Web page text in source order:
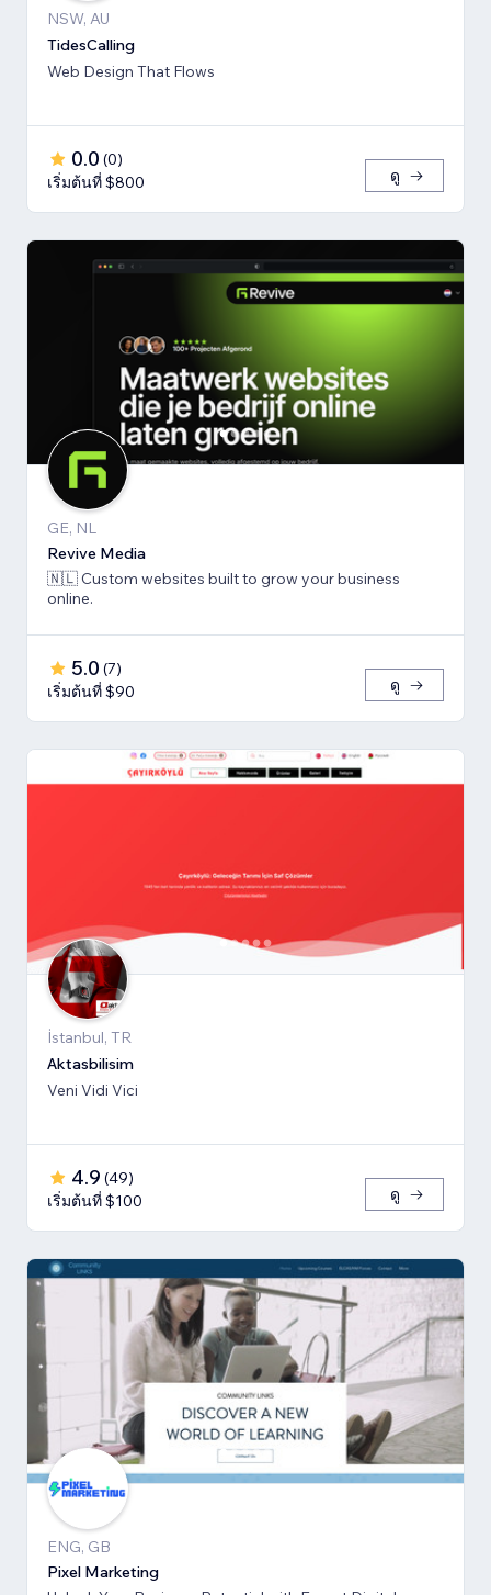
NSW, AU
TidesCalling
Web Design That Flows
0.0 (0)
เริ่มต้นที่ $800
ดู
GE, NL
Revive Media
🇳🇱 Custom websites built to grow your business
online.
5.0 (7)
เริ่มต้นที่ $90
ดู
İstanbul, TR
Aktasbilisim
Veni Vidi Vici
4.9 (49)
เริ่มต้นที่ $100
ดู
ENG, GB
Pixel Marketing